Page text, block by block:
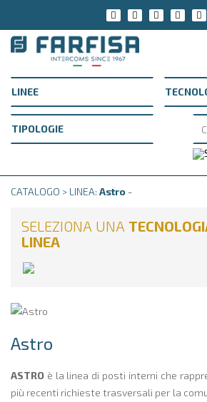
CATALOGO > LINEA: Astro -
SELEZIONA UNA
LINEA
Astro
ASTRO è la linea di posti interni che
più recenti richieste trasversali per la